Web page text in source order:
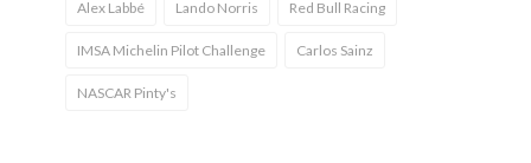
Alex Labbé Lando Norris Red Bull Racing
IMSA Michelin Pilot Challenge Carlos Sainz
NASCAR Pinty's